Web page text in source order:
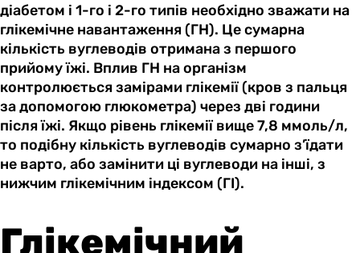
діабетом і 1-го і 2-го типів необхідно зважати на
глікемічне навантаження (ГН). Це сумарна
кількість вуглеводів отримана з першого
прийому їжі. Вплив ГН на організм
контролюється замірами глікемії (кров з пальця
за допомогою глюкометра) через дві години
після їжі. Якщо рівень глікемії вище 7,8 ммоль/л,
то подібну кількість вуглеводів сумарно з’їдати
не варто, або замінити ці вуглеводи на інші, з
нижчим глікемічним індексом (ГІ).
Глікемічний